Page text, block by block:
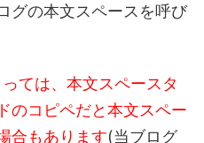
グの本文スペースを呼び
ては、本文スペースタ
のコピペだと本文スペー
合もあります(当ブログ